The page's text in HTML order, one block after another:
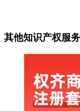
其他知识产权服务